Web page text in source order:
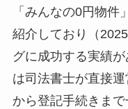
「みんなの0円物
紹介しており（
グに成功する実績
は司法書士が直接
から登記手続きま